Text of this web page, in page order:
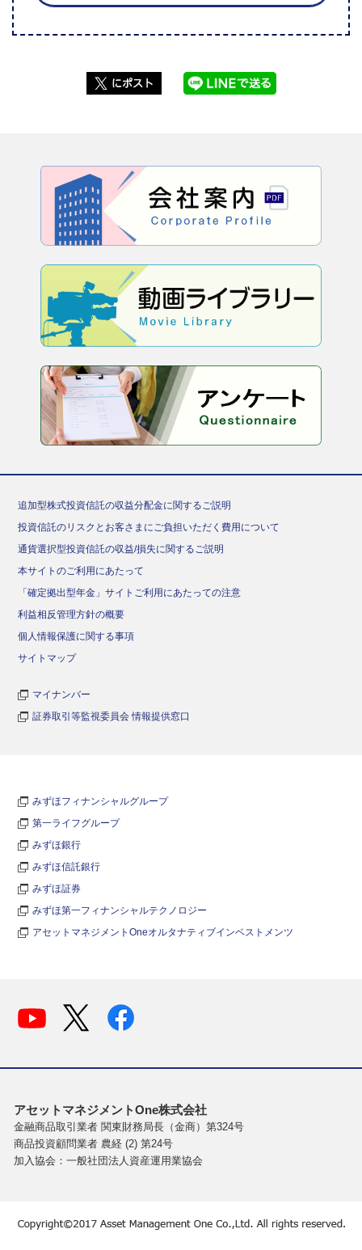
追加型株式投資信託の収益分配金に関するご説明
投資信託のリスクとお客さまにご負担いただく費用について
通貨選択型投資信託の収益/損失に関するご説明
本サイトのご利用にあたって
「確定拠出型年金」サイトご利用にあたっての注意
利益相反管理方針の概要
個人情報保護に関する事項
サイトマップ
マイナンバー
証券取引等監視委員会 情報提供窓口
みずほフィナンシャルグループ
第一ライフグループ
みずほ銀行
みずほ信託銀行
みずほ証券
みずほ第一フィナンシャルテクノロジー
アセットマネジメントOneオルタナティブインベストメンツ
アセットマネジメントOne株式会社
金融商品取引業者 関東財務局長（金商）第324号
商品投資顧問業者 農経 (2) 第24号
加入協会：一般社団法人資産運用業協会